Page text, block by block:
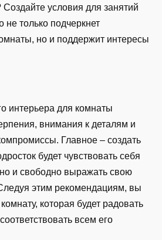
условия для занятий
только подчеркнет
но и поддержит интересы
интерьера для комнаты
внимания к деталям и
Главное – создать
будет чувствовать себя
и свободно выражать свою
этим рекомендациям, вы
которая будет радовать
всем его